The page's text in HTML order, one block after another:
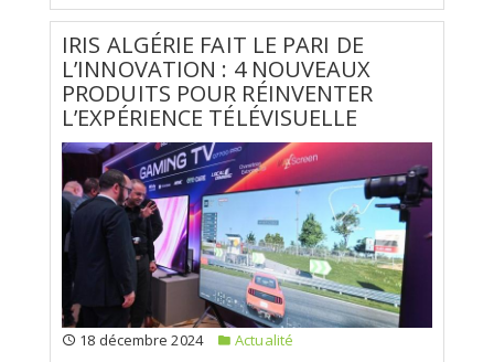
IRIS ALGÉRIE FAIT LE PARI DE
L’INNOVATION : 4 NOUVEAUX
PRODUITS POUR RÉINVENTER
L’EXPÉRIENCE TÉLÉVISUELLE
18 décembre 2024
Actualité